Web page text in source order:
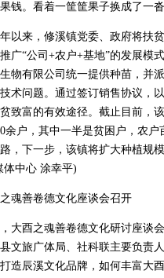
钱。看着一筐筐果子换成了一
来，修溪镇党委、政府将扶贫
广“公司+农户+基地”的发展模
物有限公司统一提供种苗，并
术问题。通过签订销售协议，
致富的有效途径。截止目前，
余户，其中一半是贫困户，农
，下一步，该镇将扩大种植规
体中心 涂幸平)
善卷德文化座谈会召开
酉之魂善卷德文化研讨座谈会
文旅广体局、社科联主要负责
造辰溪文化品牌，如何丰富大